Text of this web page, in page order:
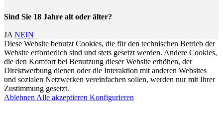
Sind Sie 18 Jahre alt oder älter?
JA NEIN
Diese Website benutzt Cookies, die für den technischen Betrieb der
Website erforderlich sind und stets gesetzt werden. Andere Cookies,
die den Komfort bei Benutzung dieser Website erhöhen, der
Direktwerbung dienen oder die Interaktion mit anderen Websites
und sozialen Netzwerken vereinfachen sollen, werden nur mit Ihrer
Zustimmung gesetzt.
Ablehnen Alle akzeptieren Konfigurieren